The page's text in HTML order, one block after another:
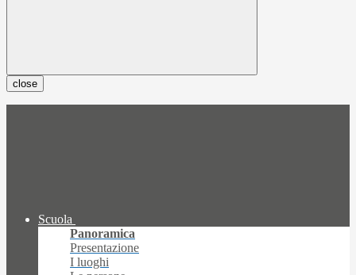
close
Scuola
Panoramica
Presentazione
I luoghi